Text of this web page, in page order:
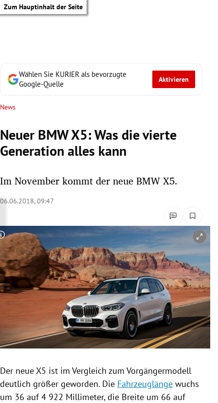
Zum Hauptinhalt der Seite
Untermenü
Untermenü
Untermenü
Untermenü
Untermenü
Untermenü
Untermenü
Untermenü
Untermenü
Wählen Sie KURIER als bevorzugte
Google-Quelle
Aktivieren
News
Neuer BMW X5: Was die vierte
Generation alles kann
Im November kommt der neue BMW X5.
06.06.2018, 09:47
Copyright-Hinweis öffnen/schließen
Der neue X5 ist im Vergleich zum Vorgängermodell
deutlich größer geworden. Die Fahrzeuglänge wuchs
um 36 auf 4 922 Millimeter, die Breite um 66 auf